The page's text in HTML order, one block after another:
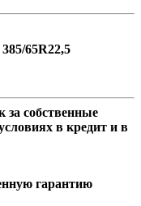
65R22,5
собственные
в кредит и в
гарантию